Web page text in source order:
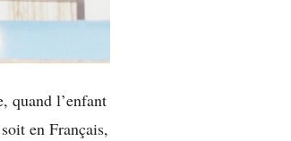
quand l’enfant
en Français,